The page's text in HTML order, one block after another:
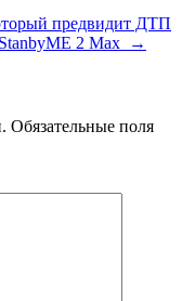
предвидит ДТП
2 Max
→
Обязательные поля